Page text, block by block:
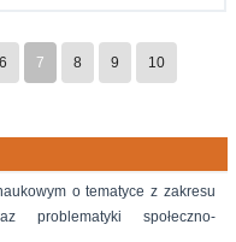
6 7 8 9 10
o tematyce z zakresu
problematyki społeczno-